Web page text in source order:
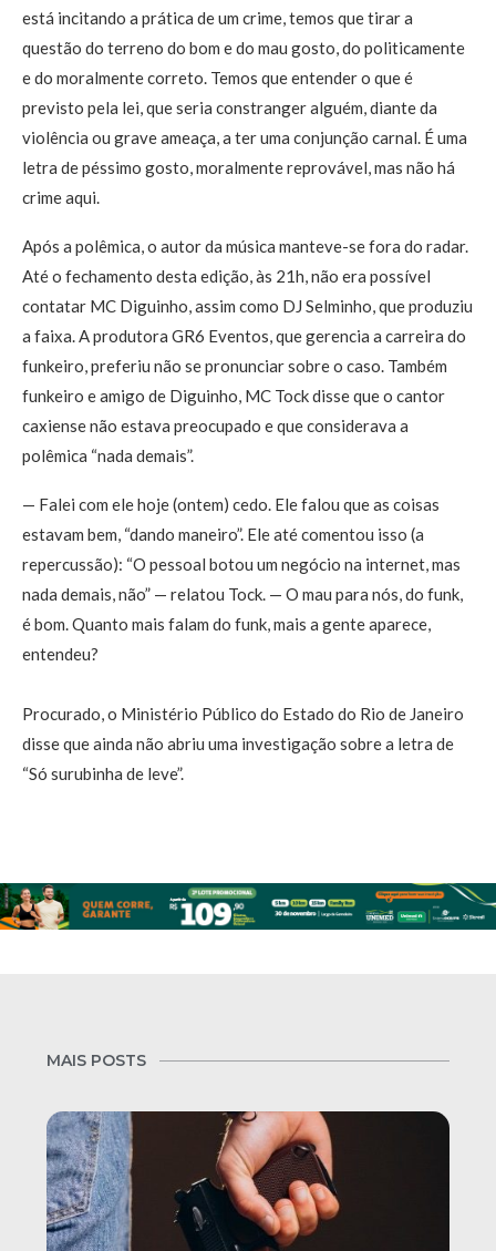
está incitando a prática de um crime, temos que tirar a
questão do terreno do bom e do mau gosto, do politicamente
e do moralmente correto. Temos que entender o que é
previsto pela lei, que seria constranger alguém, diante da
violência ou grave ameaça, a ter uma conjunção carnal. É uma
letra de péssimo gosto, moralmente reprovável, mas não há
crime aqui.
Após a polêmica, o autor da música manteve-se fora do radar.
Até o fechamento desta edição, às 21h, não era possível
contatar MC Diguinho, assim como DJ Selminho, que produziu
a faixa. A produtora GR6 Eventos, que gerencia a carreira do
funkeiro, preferiu não se pronunciar sobre o caso. Também
funkeiro e amigo de Diguinho, MC Tock disse que o cantor
caxiense não estava preocupado e que considerava a
polêmica “nada demais”.
— Falei com ele hoje (ontem) cedo. Ele falou que as coisas
estavam bem, “dando maneiro”. Ele até comentou isso (a
repercussão): “O pessoal botou um negócio na internet, mas
nada demais, não” — relatou Tock. — O mau para nós, do funk,
é bom. Quanto mais falam do funk, mais a gente aparece,
entendeu?
Procurado, o Ministério Público do Estado do Rio de Janeiro
disse que ainda não abriu uma investigação sobre a letra de
“Só surubinha de leve”.
MAIS POSTS